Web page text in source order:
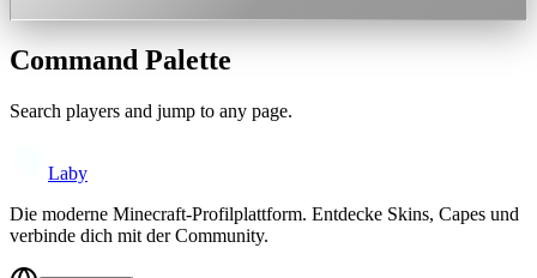
Command Palette
Search players and jump to any page.
Laby
Die moderne Minecraft-Profilplattform. Entdecke Skins, Capes und
verbinde dich mit der Community.